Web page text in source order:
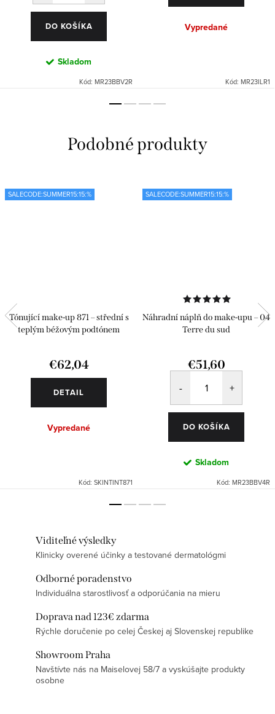
DO KOŠÍKA
Skladom
Kód: MR23BBV2R
Vypredané
Kód: MR23ILR1
SALECODE:SUMMER15:15:%
Tónující make-up 871 – střední s
teplým béžovým podtónem
€62,04
DETAIL
Vypredané
Kód: SKINTINT871
SALECODE:SUMMER15:15:%
Náhradní náplň do make-upu – 04
Terre du sud
€51,60
DO KOŠÍKA
Skladom
Kód: MR23BBV4R
Viditeľné výsledky
Klinicky overené účinky a testované dermatológmi
Odborné poradenstvo
Individuálna starostlivosť a odporúčania na mieru
Doprava nad 123€ zdarma
Rýchle doručenie po celej Českej aj Slovenskej republike
Showroom Praha
Navštívte nás na Maiselovej 58/7 a vyskúšajte produkty
osobne